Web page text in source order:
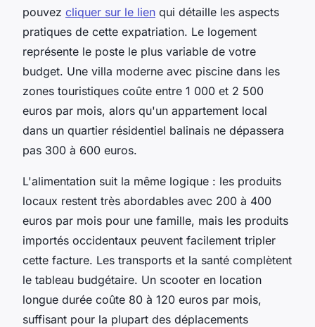
pouvez cliquer sur le lien qui détaille les aspects
pratiques de cette expatriation. Le logement
représente le poste le plus variable de votre
budget. Une villa moderne avec piscine dans les
zones touristiques coûte entre 1 000 et 2 500
euros par mois, alors qu'un appartement local
dans un quartier résidentiel balinais ne dépassera
pas 300 à 600 euros.
L'alimentation suit la même logique : les produits
locaux restent très abordables avec 200 à 400
euros par mois pour une famille, mais les produits
importés occidentaux peuvent facilement tripler
cette facture. Les transports et la santé complètent
le tableau budgétaire. Un scooter en location
longue durée coûte 80 à 120 euros par mois,
suffisant pour la plupart des déplacements